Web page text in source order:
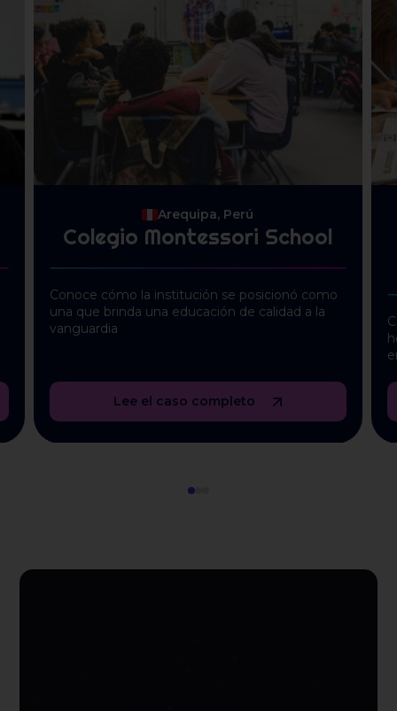
Arequipa, Perú
Colegio Montessori School
Conoce cómo la institución se posicionó como
una que brinda una educación de calidad a la
vanguardia
Lee el caso completo